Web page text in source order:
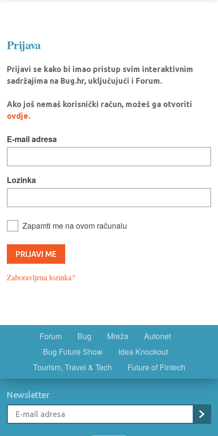
Prijava
Prijavi se kako bi imao pristup svim interaktivnim
sadržajima na Bug.hr, uključujući i Forum.
Ako još nemaš korisnički račun, možeš ga otvoriti
ovdje.
E-mail adresa
Lozinka
Zapamti me na ovom računalu
Zaboravljena lozinka?
Forum Bug Mreža
Autonet
Bug Future Show
Idea Knockout
Tourism, Travel & Tech
Future of Fintech
Newsletter